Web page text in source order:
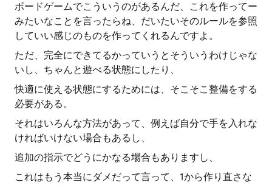
ボードゲームでこういうのがあるんだ、これを作ってー
みたいなことを言ったらね、だいたいそのルールを参照
していい感じのものを作ってくれるんですよ。
ただ、完全にできてるかっていうとそういうわけじゃな
いし、ちゃんと遊べる状態にしたり、
快適に使える状態にするためには、そこそこ整備をする
必要がある。
それはいろんな方法があって、例えば自分で手を入れな
ければいけない場合もあるし、
追加の指示でどうにかなる場合もありますし、
これはもう本当にダメだって言って、1から作り直さな